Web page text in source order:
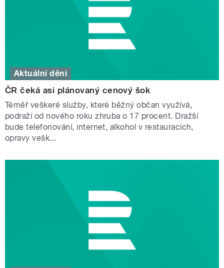
Aktuální dění
ČR čeká asi plánovaný cenový šok
Téměř veškeré služby, které běžný občan využívá,
podraží od nového roku zhruba o 17 procent. Dražší
bude telefonování, internet, alkohol v restauracích,
opravy vešk...